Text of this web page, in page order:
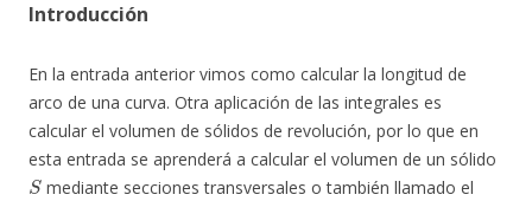
Introducción
En la entrada anterior vimos como calcular la longitud de
arco de una curva. Otra aplicación de las integrales es
calcular el volumen de sólidos de revolución, por lo que en
esta entrada se aprenderá a calcular el volumen de un sólido
S
mediante secciones transversales o también llamado el